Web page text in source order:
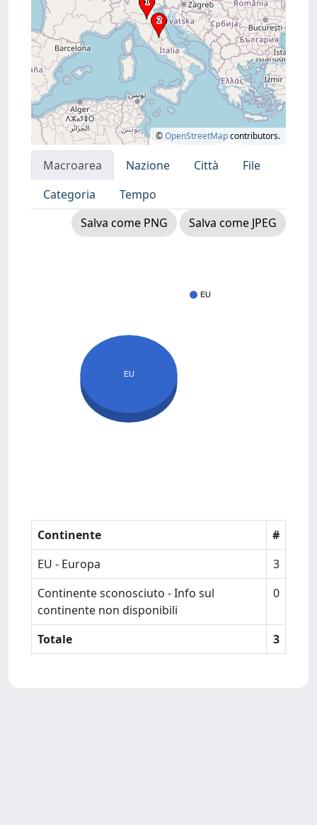
©OpenStreetMapcontributors.
Macroarea Nazione Città
File
Categoria
Tempo
Salva come PNG
Salva come JPEG
EU
EU
Continente
#
EU - Europa
3
Continente sconosciuto - Info sul
continente non disponibili
0
Totale 3